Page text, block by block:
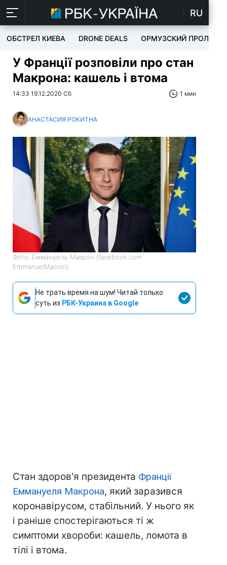
RU
ОБСТРЕЛ КИЕВА DRONE DEALS ОРМУЗСКИЙ ПРОЛИВ
У Франції розповіли про стан
Макрона: кашель і втома
14:33 19.12.2020 Сб 1 мин
АНАСТАСИЯ РОКИТНА
Фото: Еммануель Макрон (facebook com
EmmanuelMacron)
Не трать время на шум! Читай только
суть из РБК-Украина в Google
Стан здоров'я президента Франції
Еммануеля Макрона, який заразився
коронавірусом, стабільний. У нього як
і раніше спостерігаються ті ж
симптоми хвороби: кашель, ломота в
тілі і втома.